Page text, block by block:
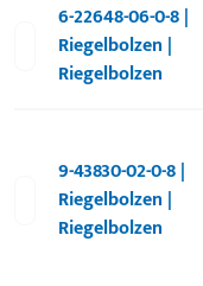
6-22648-06-0-8 |
Riegelbolzen |
Riegelbolzen
9-43830-02-0-8 |
Riegelbolzen |
Riegelbolzen